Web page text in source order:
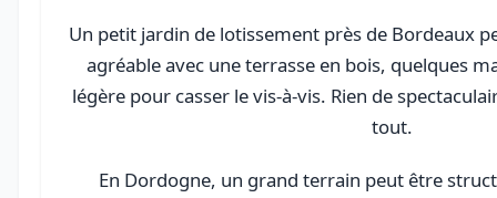
Un petit jardin de lotissement près de Bordeaux
agréable avec une terrasse en bois, quelques
légère pour casser le vis-à-vis. Rien de
tout.
En Dordogne, un grand terrain peut être